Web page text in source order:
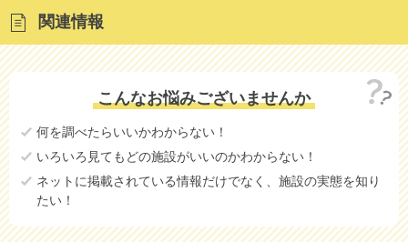
関連情報
こんなお悩みございませんか
何を調べたらいいかわからない！
いろいろ見てもどの施設がいいのかわからない！
ネットに掲載されている情報だけでなく、施設の実態を知り
たい！